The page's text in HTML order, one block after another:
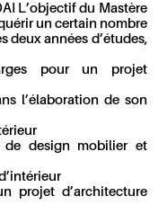
L’objectif du Mastère
un certain nombre
deux années d’études,
pour un projet
l’élaboration de son
de design mobilier et
projet d’architecture